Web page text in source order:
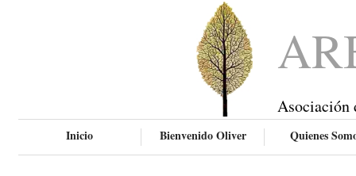
Asociación
Inicio Bienvenido Oliver Quienes